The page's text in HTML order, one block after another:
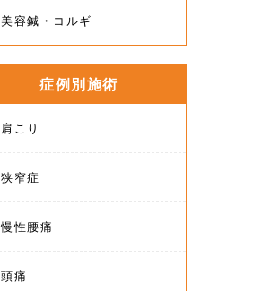
美容鍼・コルギ
症例別施術
肩こり
狭窄症
慢性腰痛
頭痛